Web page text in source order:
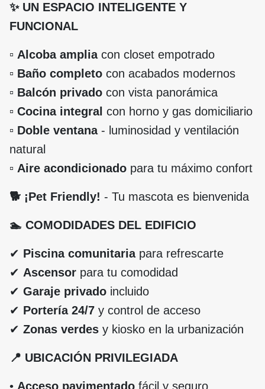
✨ UN ESPACIO INTELIGENTE Y
FUNCIONAL
▫️ Alcoba ampliacon closet empotrado
▫️ Baño completo con acabados modernos
▫️ Balcón privado con vista panorámica
▫️ Cocina integral con horno y gas domiciliario
▫️ Doble ventana- luminosidad y ventilación
natural
▫️ Aire acondicionado para tu máximo confort
🐕 ¡Pet Friendly! - Tu mascota es bienvenida
🏊 COMODIDADES DEL EDIFICIO
✔ Piscina comunitariapara refrescarte
✔ Ascensor para tu comodidad
✔ Garaje privado incluido
✔ Portería 24/7 y control de acceso
✔ Zonas verdes y kiosko en la urbanización
📍 UBICACIÓN PRIVILEGIADA
• Acceso pavimentado fácil y seguro